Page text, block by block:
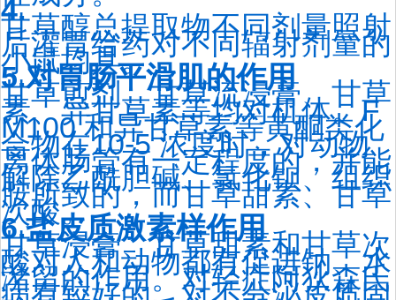
4.
甘草醇总提取物不同剂量照射
后灌胃给药对不同辐射剂量的
小鼠均具。
5.对胃肠平滑肌的作用
甘草煎剂、甘草流浸膏、甘草
素、异甘草素等均对机体。F
M100 和异甘草素等黄酮类化
合物在10-5 浓度时，对动物
离体肠管有一定程度的，并能
解除乙酰胆碱、氯化钡、组织
胺所致的，而甘草甜素、甘草
次酸。
6.盐皮质激素样作用
甘草浸膏、甘草甜素和甘草次
酸对人和动物都有促进钠、水
潴留的作用。对轻症阿狄森氏